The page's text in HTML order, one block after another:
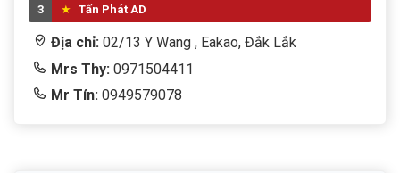
3 Tấn Phát AD
Địa chỉ: 02/13 Y Wang , Eakao, Đắk Lắk
Mrs Thy: 0971504411
Mr Tín: 0949579078